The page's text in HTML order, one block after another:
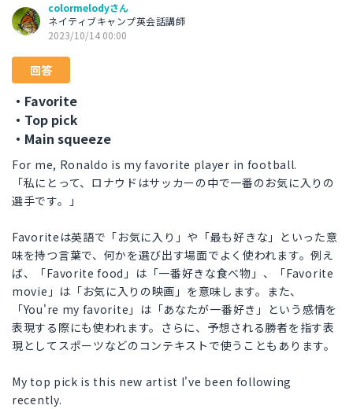
colormelodyさん
ネイティブキャンプ英会話講師
2023/10/14 00:00
回答
・Favorite
・Top pick
・Main squeeze
For me, Ronaldo is my favorite player in football.
「私にとって、ロナウドはサッカーの中で一番のお気に入りの
選手です。」
Favoriteは英語で「お気に入り」や「最も好きな」といった意
味を持つ言葉で、何かを選び出す場面でよく使われます。例え
ば、「Favorite food」は「一番好きな食べ物」、「Favorite
movie」は「お気に入りの映画」を意味します。また、
「You're my favorite」は「あなたが一番好き」という感情を
表現する際にも使われます。さらに、予想される勝者を指す表
現としてスポーツなどのコンテキストで使うこともあります。
My top pick is this new artist I've been following
recently.